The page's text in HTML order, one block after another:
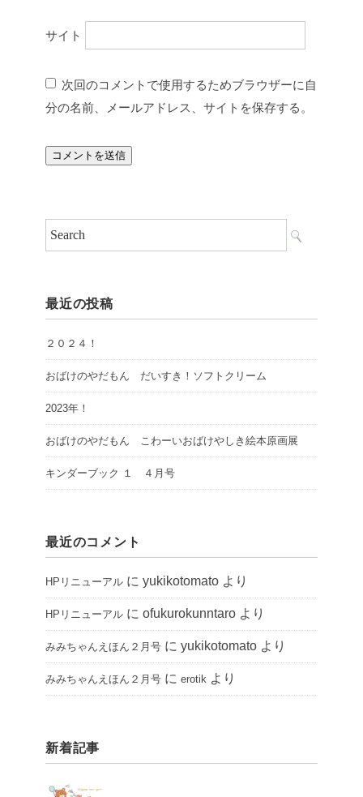
サイト
次回のコメントで使用するためブラウザーに自
分の名前、メールアドレス、サイトを保存する。
最近の投稿
２０２４！
おばけのやだもん だいすき！ソフトクリーム
2023年！
おばけのやだもん こわーいおばけやしき絵本原画展
キンダーブック １ ４月号
最近のコメント
HPリニューアル に yukikotomato より
HPリニューアル に ofukurokunntaro より
みみちゃんえほん２月号 に yukikotomato より
みみちゃんえほん２月号 に erotik より
新着記事